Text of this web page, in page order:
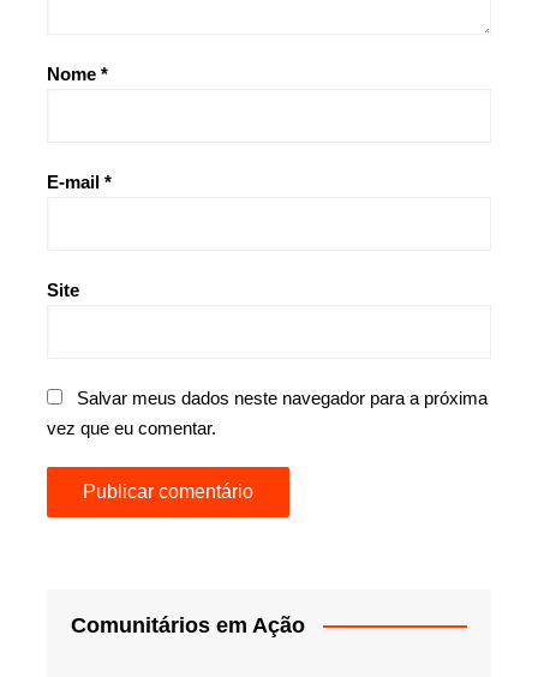
Nome *
E-mail *
Site
Salvar meus dados neste navegador para a próxima
vez que eu comentar.
Comunitários em Ação